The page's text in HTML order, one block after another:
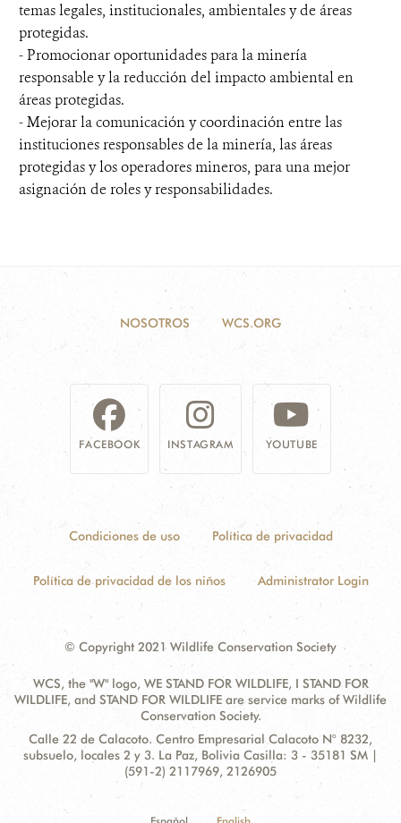
temas legales, institucionales, ambientales y de áreas
protegidas.
- Promocionar oportunidades para la minería
responsable y la reducción del impacto ambiental en
áreas protegidas.
- Mejorar la comunicación y coordinación entre las
instituciones responsables de la minería, las áreas
protegidas y los operadores mineros, para una mejor
asignación de roles y responsabilidades.
NOSOTROS WCS.ORG
FACEBOOK INSTAGRAM YOUTUBE
Condiciones de uso Política de privacidad
Política de privacidad de los niños Administrator Login
© Copyright 2021 Wildlife Conservation Society
WCS, the "W" logo, WE STAND FOR WILDLIFE, I STAND FOR
WILDLIFE, and STAND FOR WILDLIFE are service marks of Wildlife
Conservation Society.
Contact
Information
Address:
Calle 22 de Calacoto. Centro Empresarial Calacoto N° 8232,
subsuelo, locales 2 y 3. La Paz, Bolivia Casilla: 3 - 35181 SM |
(591-2) 2117969, 2126905